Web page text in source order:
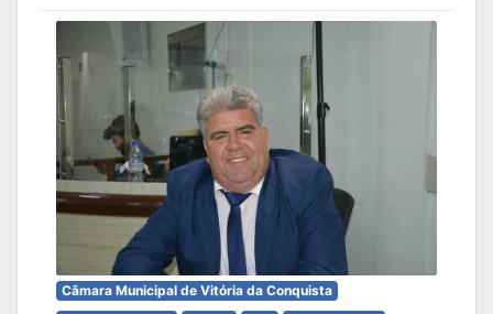
Câmara Municipal de Vitória da Conquista